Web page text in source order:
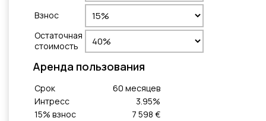
Взнос
Остаточная
стоимость
Aренда пользования
Cрок 60 месяцeв
Интресс
3.95%
15% взнос
7 598 €